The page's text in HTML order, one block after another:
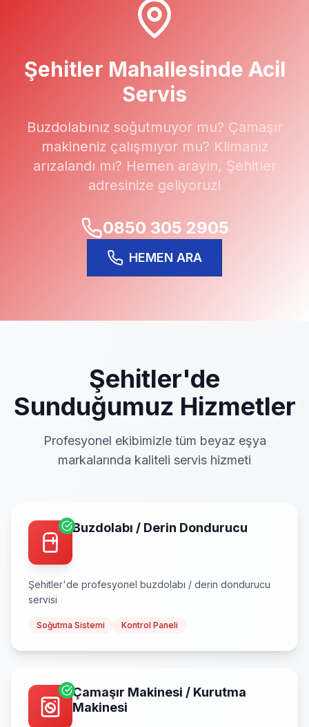
Şehitler Mahallesinde Acil
Servis
Buzdolabınız soğutmuyor mu? Çamaşır
makineniz çalışmıyor mu? Klimanız
arızalandı mı? Hemen arayın, Şehitler
adresinize geliyoruz!
0850 305 2905
HEMEN ARA
Şehitler'de
Sunduğumuz Hizmetler
Profesyonel ekibimizle tüm beyaz eşya
markalarında kaliteli servis hizmeti
Buzdolabı / Derin Dondurucu
Şehitler'de profesyonel buzdolabı / derin dondurucu
servisi
Soğutma Sistemi Kontrol Paneli
Çamaşır Makinesi / Kurutma
Makinesi